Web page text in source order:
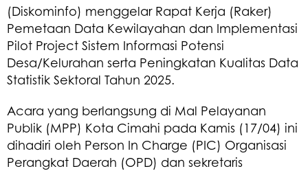
SENI BUDAYA
WISATA
(Diskominfo) menggelar Rapat Kerja (Raker)
Pemetaan Data Kewilayahan dan Implementasi
Pilot Project Sistem Informasi Potensi
Desa/Kelurahan serta Peningkatan Kualitas Data
Statistik Sektoral Tahun 2025.
Acara yang berlangsung di Mal Pelayanan
Publik (MPP) Kota Cimahi pada Kamis (17/04) ini
dihadiri oleh Person In Charge (PIC) Organisasi
Perangkat Daerah (OPD) dan sekretaris